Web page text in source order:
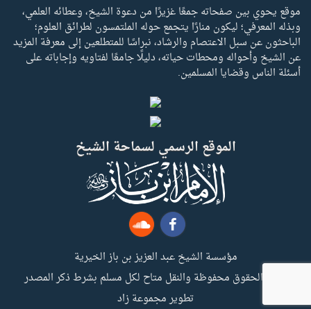
موقع يحوي بين صفحاته جمعًا غزيرًا من دعوة الشيخ، وعطائه العلمي،
وبذله المعرفي؛ ليكون منارًا يتجمع حوله الملتمسون لطرائق العلوم؛
الباحثون عن سبل الاعتصام والرشاد، نبراسًا للمتطلعين إلى معرفة المزيد
عن الشيخ وأحواله ومحطات حياته، دليلًا جامعًا لفتاويه وإجاباته على
أسئلة الناس وقضايا المسلمين.
الموقع الرسمي لسماحة الشيخ
مؤسسة الشيخ عبد العزيز بن باز الخيرية
جميع الحقوق محفوظة والنقل متاح لكل مسلم بشرط ذكر المصدر
تطوير مجموعة زاد